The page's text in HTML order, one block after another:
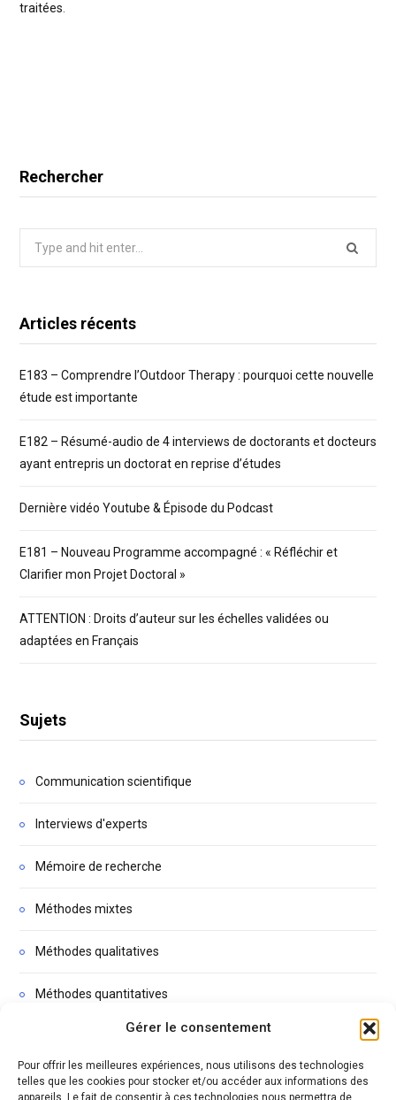
Gérer le consentement
Pour offrir les meilleures expériences, nous utilisons des technologies
telles que les cookies pour stocker et/ou accéder aux informations des
appareils. Le fait de consentir à ces technologies nous permettra de
traitées
Rechercher
Articles récents
E183 – Comprendre l’Outdoor Therapy : pourquoi cette nouvelle
étude est importante
E182 – Résumé-audio de 4 interviews de doctorants et docteurs
ayant entrepris un doctorat en reprise d’études
Dernière vidéo Youtube & Épisode du Podcast
E181 – Nouveau Programme accompagné : « Réfléchir et
Clarifier mon Projet Doctoral »
ATTENTION : Droits d’auteur sur les échelles validées ou
adaptées en Français
Sujets
Communication scientifique
Interviews d'experts
Mémoire de recherche
Méthodes mixtes
Méthodes qualitatives
Méthodes quantitatives
Podcasts